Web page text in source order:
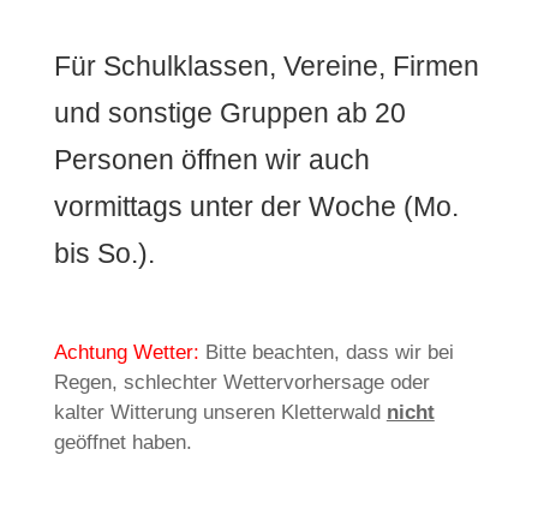
Für Schulklassen, Vereine, Firmen
und sonstige Gruppen ab 20
Personen öffnen wir auch
vormittags unter der Woche (Mo.
bis So.).
Achtung Wetter: Bitte beachten, dass wir bei
Regen, schlechter Wettervorhersage oder
kalter Witterung unseren Kletterwald nicht
geöffnet haben.